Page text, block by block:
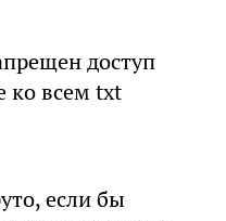
доступ
ко всем txt
если бы